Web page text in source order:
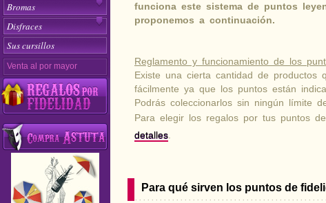
Bromas
Disfraces
Sus cursillos
Venta al por mayor
funciona este sistema de puntos
proponemos a continuación.
Reglamento y funcionamiento de los
Existe una cierta cantidad de productos
fácilmente ya que los puntos están
Podrás coleccionarlos sin ningún límite
Para elegir los regalos por tus puntos
detalles
Para qué sirven los puntos de